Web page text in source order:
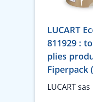
LUCART
811929 :
plies
Fiperpack
LUCART sas